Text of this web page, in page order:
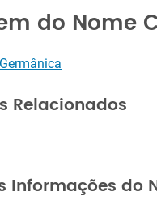
do Nome
Germânica
Relacionados
Informações do